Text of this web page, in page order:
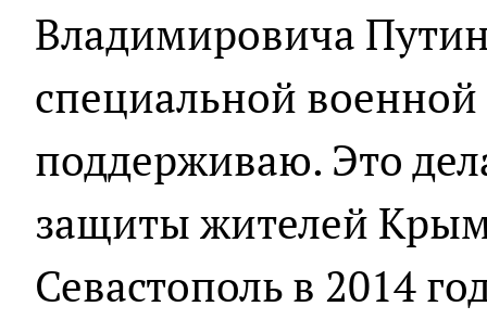
Владимировича
специальной
поддерживаю. Это
защиты жителей
Севастополь в 2014